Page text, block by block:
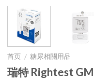
首页 / 糖尿相關用品
瑞特 Rightest